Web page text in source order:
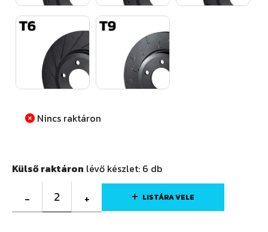
Nincs raktáron
Külső raktáron lévő készlet: 6 db
- 2 + LISTÁRA VELE